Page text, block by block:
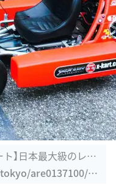
】日本最大級のレン
are0137100/pl